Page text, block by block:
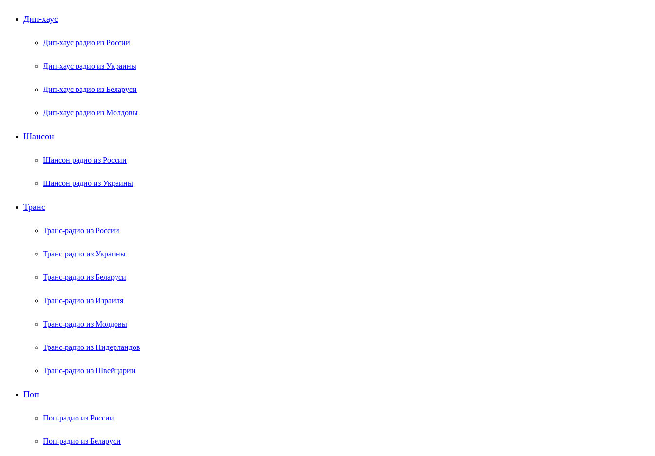
Дип-хаус
Дип-хаус радио из России
Дип-хаус радио из Украины
Дип-хаус радио из Беларуси
Дип-хаус радио из Молдовы
Шансон
Шансон радио из России
Шансон радио из Украины
Транс
Транс-радио из России
Транс-радио из Украины
Транс-радио из Беларуси
Транс-радио из Израиля
Транс-радио из Молдовы
Транс-радио из Нидерландов
Транс-радио из Швейцарии
Поп
Поп-радио из России
Поп-радио из Беларуси